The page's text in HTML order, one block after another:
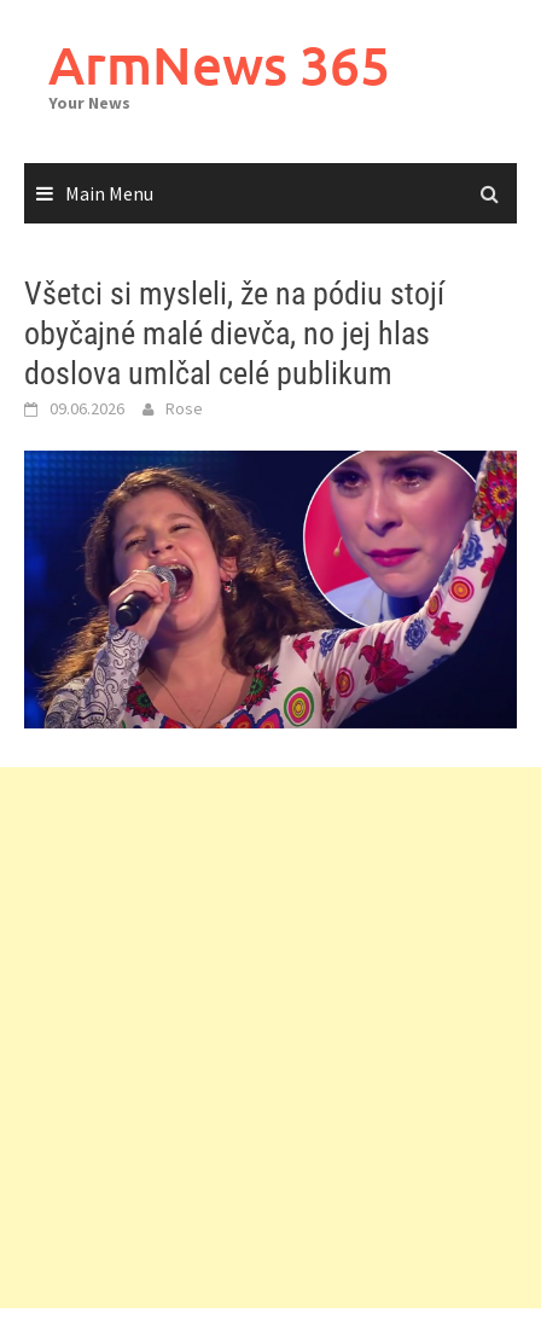
contentArmNews 365
Your News
Main Menu
Všetci si mysleli, že na pódiu stojí
obyčajné malé dievča, no jej hlas
doslova umlčal celé publikum
09.06.2026 Rose